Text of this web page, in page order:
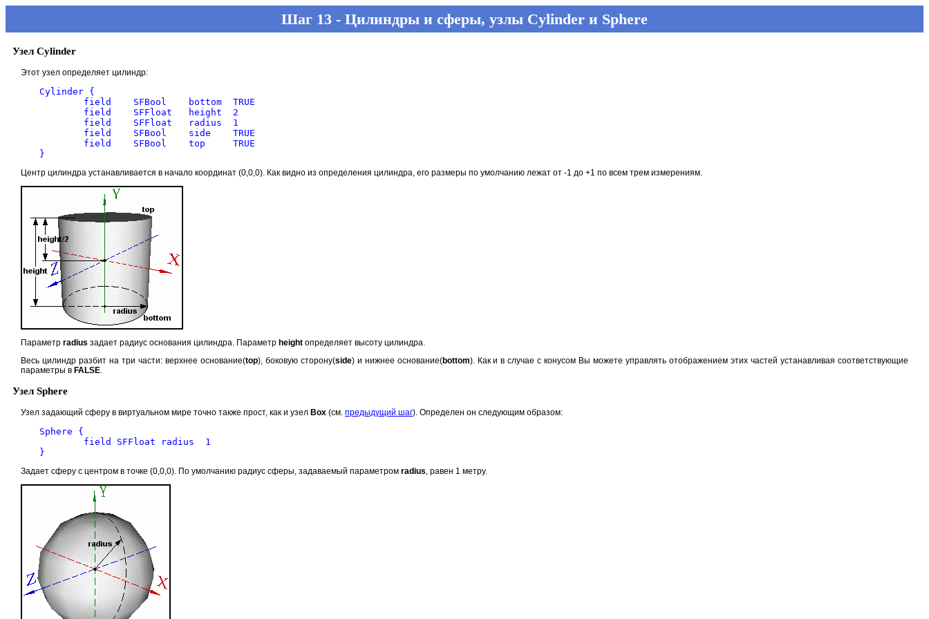
Шаг 13 - Цилиндры и сферы, узлы Cylinder и Sphere
Узел Cylinder
Этот узел определяет цилиндр:
Cylinder {
Центр цилиндра устанавливается в начало координат (0,0,0). Как видно из определения цилиндра, его размеры по умолчанию лежат от -1 до +1 по всем трем измерениям.
Параметр radius задает радиус основания цилиндра. Параметр height определяет высоту цилиндра.
Весь цилиндр разбит на три части: верхнее основание(top), боковую сторону(side) и нижнее основание(bottom). Как и в случае с конусом Вы можете управлять отображением этих частей устанавливая соответствующие
параметры в FALSE
Узел Sphere
Узел задающий сферу в виртуальном мире точно также прост, как и узел Box (см. предыдущий шаг). Определен он следующим образом:
Sphere {
Задает сферу с центром в точке (0,0,0). По умолчанию радиус сферы, задаваемый параметром radius , равен 1 метру.